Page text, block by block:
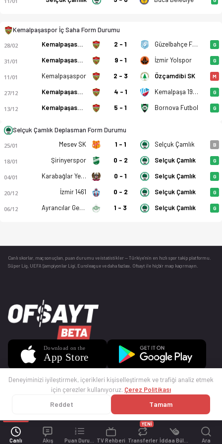
Canlı Akış TV Rehberi Transferler
YENİ
Ara
Kemalpaşaspor İç Saha Form Durumu
28/02 Kemalpaşaspor 2 - 1 Güzelbahçe FSK G
31/01 Kemalpaşaspor 9 - 1 İzmir Yolspor G
11/01 Kemalpaşaspor 2 - 3 Özçamdibi SK M
27/12 Kemalpaşaspor 4 - 1 Kemalpaşa 1923 G
13/12 Kemalpaşaspor 5 - 1 Bornova Futbol G
Selçuk Çamlık Deplasman Form Durumu
25/01 Mesev SK 1 - 1 Selçuk Çamlık B
18/01 Şirinyerspor 0 - 2 Selçuk Çamlık G
04/01 Karabağlar Yeşilyurt 0 - 1 Selçuk Çamlık G
20/12 İzmir 1461 0 - 2 Selçuk Çamlık G
06/12 Ayrancılar Gençlik 1 - 3 Selçuk Çamlık G
Canlı skorlar , maç sonuçları, puan durumu ve istatistikler — Türkiye’nin en hızlı spor takip platformu.
Süper Lig, UEFA Şampiyonlar Ligi, Euroleague ve daha fazlası. Ofsayt ile hiçbir maçı kaçırmayın.
© 2025 Ofsayt
Deneyiminizi iyileştirmek, içerikleri kişiselleştirmek ve trafiği analiz etmek
için çerezler kullanıyoruz. Çerez Politikası
Reddet Tamam